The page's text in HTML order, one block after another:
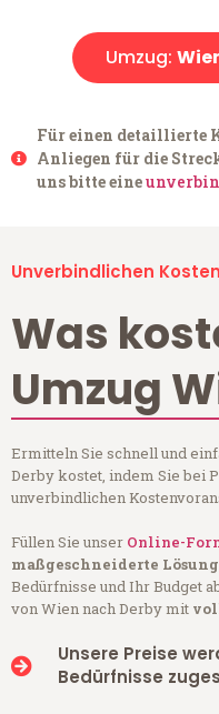
Umzug:
Für einen detaillierte
Anliegen für die
uns bitte eine
Unverbindlichen
Was
Umzug
Ermitteln Sie schnell und
Derby kostet, indem Sie bei
unverbindlichen
Füllen Sie unser Online-
maßgeschneiderte Lösung
Bedürfnisse und Ihr Budget
von Wien nach Derby mit
Unsere Preise
Bedürfnisse